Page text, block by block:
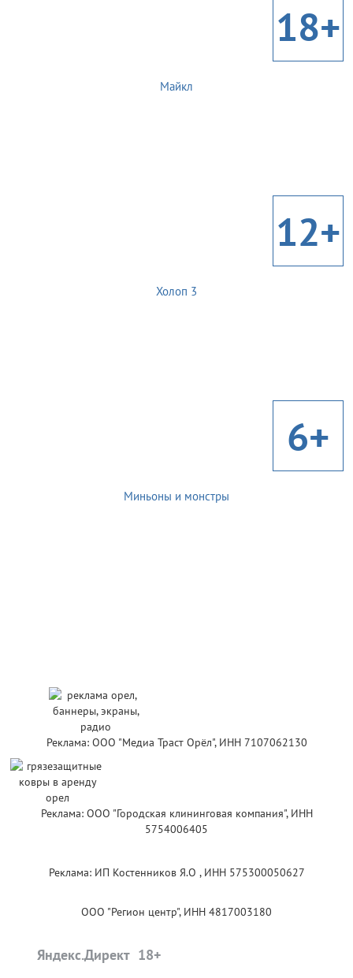
18+
Майкл
12+
Холоп 3
6+
Миньоны и монстры
Реклама: ООО "Медиа Траст Орёл", ИНН 7107062130
Реклама: ООО "Городская клининговая компания", ИНН
5754006405
Реклама: ИП Костенников Я.О , ИНН 575300050627
ООО "Регион центр", ИНН 4817003180
Яндекс.Директ